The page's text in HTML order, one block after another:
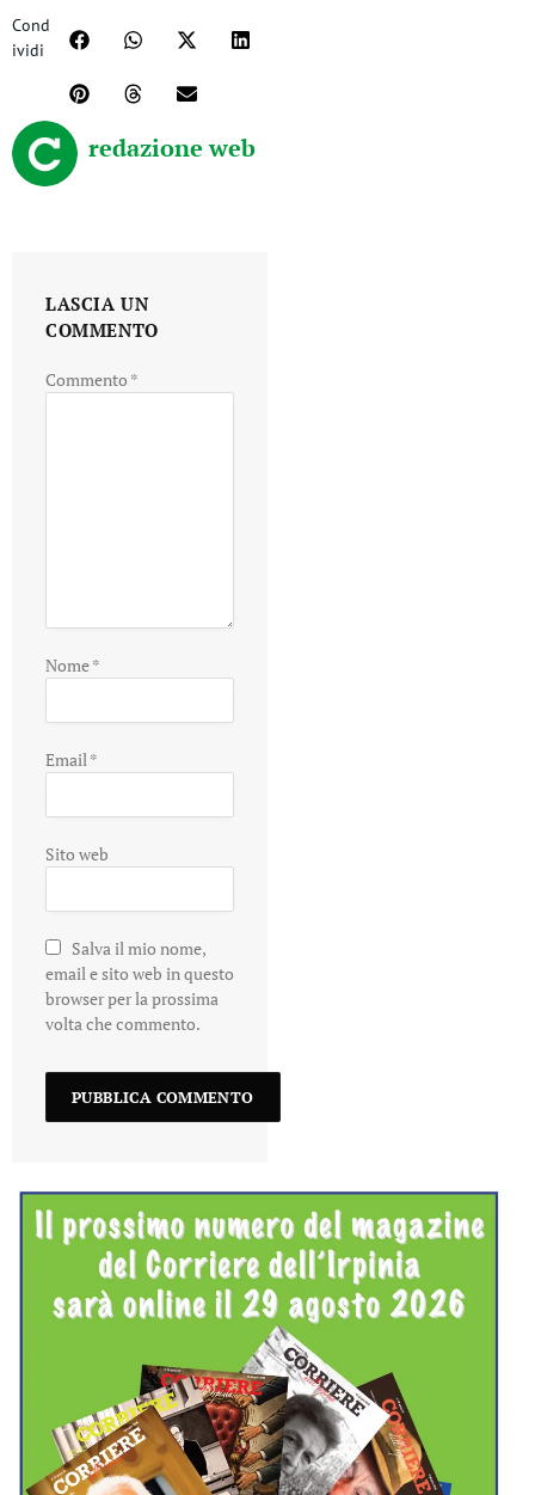
Cond
ividi
redazione web
LASCIA UN
COMMENTO
Commento *
Nome*
Email*
Sito web
Salva il mio nome,
email e sito web in questo
browser per la prossima
volta che commento.